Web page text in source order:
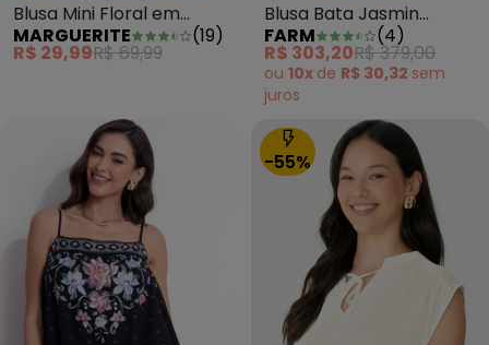
Blusa Mini Floral em
Malha
MARGUERITE (19)
R$ 29,99R$ 69,99
Blusa Bata Jasmin
Marrom
FARM (4)
R$ 303,20R$ 379,00
ou 10x de R$ 30,32 sem
juros
-55%